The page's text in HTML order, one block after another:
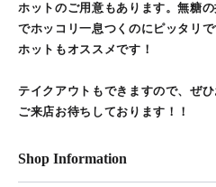
ホットのご用意もあります。無糖
でホッコリ一息つくのにピッタリ
ホットもオススメです！
テイクアウトもできますので、ぜひ
ご来店お待ちしております！！
Shop Information